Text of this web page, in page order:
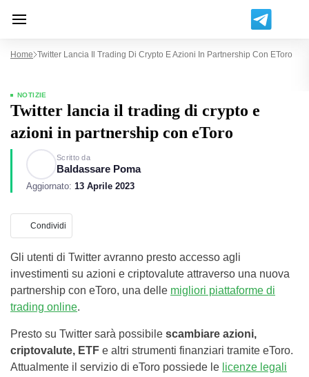
Home Twitter Lancia Il Trading Di Crypto E Azioni In Partnership Con EToro
NOTIZIE
Twitter lancia il trading di crypto e
azioni in partnership con eToro
Scritto da
Baldassare Poma
Aggiornato: 13 Aprile 2023
Condividi
Gli utenti di Twitter avranno presto accesso agli
investimenti su azioni e criptovalute attraverso una nuova
partnership con eToro, una delle migliori piattaforme di
trading online.
Presto su Twitter sarà possibile scambiare azioni,
criptovalute, ETF e altri strumenti finanziari tramite eToro.
Attualmente il servizio di eToro possiede le licenze legali